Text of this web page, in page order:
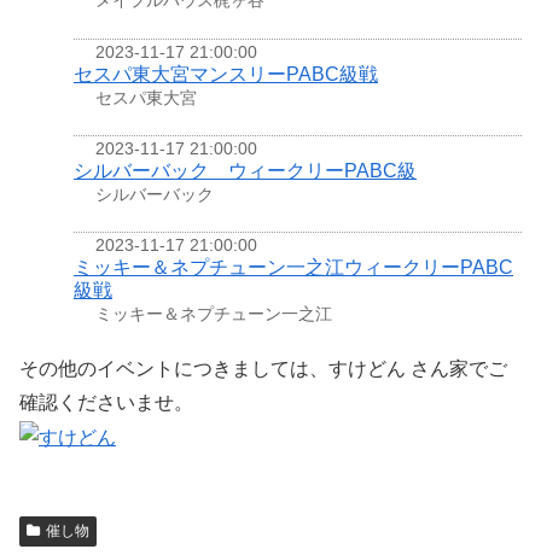
2023-11-17 21:00:00
セスパ東大宮マンスリーPABC級戦
セスパ東大宮
2023-11-17 21:00:00
シルバーバック ウィークリーPABC級
シルバーバック
2023-11-17 21:00:00
ミッキー＆ネプチューン一之江ウィークリーPABC
級戦
ミッキー＆ネプチューン一之江
その他のイベントにつきましては、すけどん さん家でご
確認くださいませ。
催し物